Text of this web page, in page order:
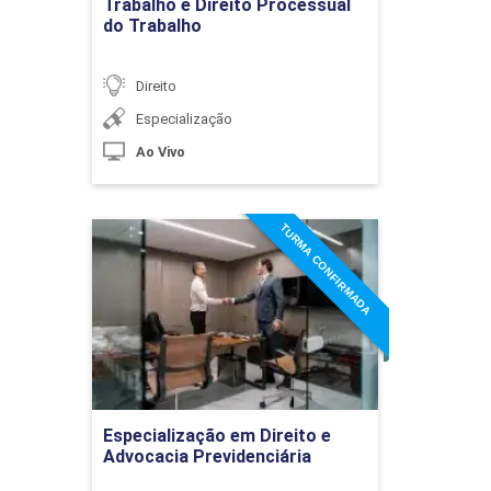
Sucessão legítima e
testamentária
PROCESSO DE CONHECIMENTO
Processo Civil: conceito,
considerações gerais e
competência
Trabalho e Direito Processual
do Trabalho
Direito
Especialização
Ao Vivo
Especialização em Direito e
Advocacia Previdenciária
TURMA CONFIRMADA
Especialização em Direito e
Advocacia Previdenciária
Detalhes do curso
Ir para Inscrição